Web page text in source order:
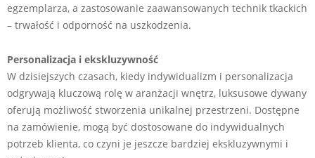
egzemplarza, a zastosowanie zaawansowanych technik tkackich
– trwałość i odporność na uszkodzenia.
Personalizacja i ekskluzywność
W dzisiejszych czasach, kiedy indywidualizm i personalizacja
odgrywają kluczową rolę w aranżacji wnętrz, luksusowe dywany
oferują możliwość stworzenia unikalnej przestrzeni. Dostępne
na zamówienie, mogą być dostosowane do indywidualnych
potrzeb klienta, co czyni je jeszcze bardziej ekskluzywnymi i